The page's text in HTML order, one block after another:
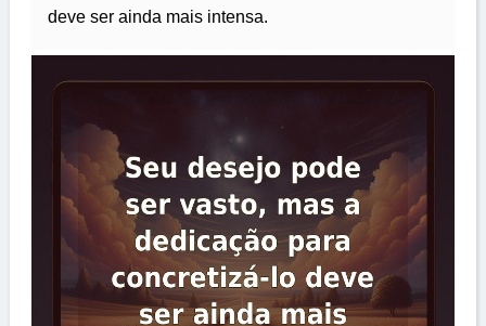
deve ser ainda mais intensa.